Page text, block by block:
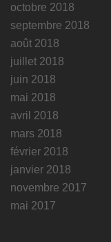
octobre 2018
septembre 2018
août 2018
juillet 2018
juin 2018
mai 2018
avril 2018
mars 2018
février 2018
janvier 2018
novembre 2017
mai 2017